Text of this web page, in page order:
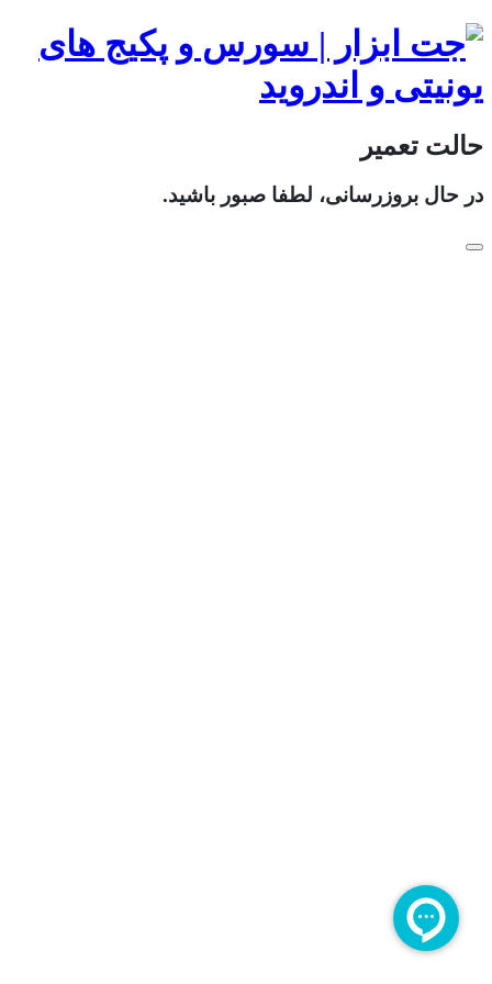
حالت تعمیر
در حال بروزرسانی، لطفا صبور باشید.